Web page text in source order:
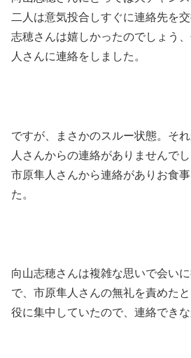
二人は意気投合しすぐに連絡先を
志穂さんは嬉しかったのでしょう
人さんに連絡をしました。
ですが、まさかのスルー状態。そ
人さんからの連絡がありませんで
市原隼人さんから連絡がありお食
た。
向山志穂さんは複雑な思いで会い
で、市原隼人さんの無礼を責めた
役に集中していたので、連絡できな